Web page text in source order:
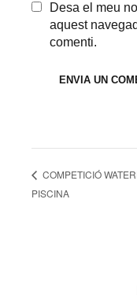
Desa el meu
aquest
comenti.
COMPETICIÓ
PISCINA